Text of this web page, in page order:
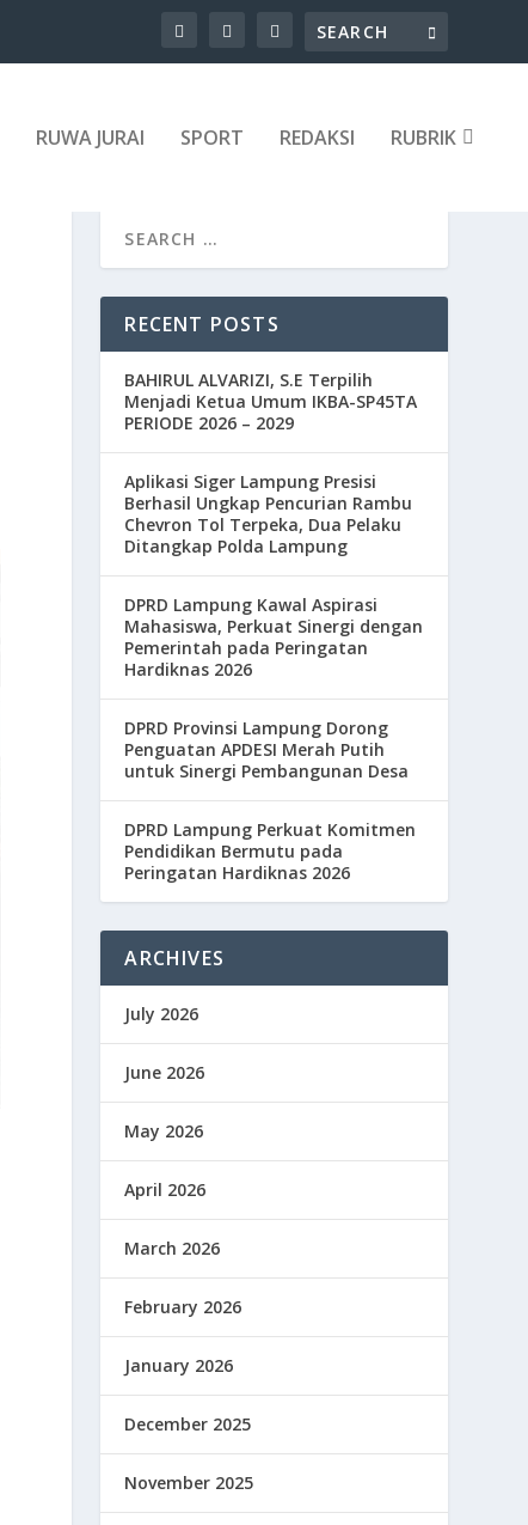
RUWA JURAI SPORT REDAKSI RUBRIK
RECENT POSTS
BAHIRUL ALVARIZI, S.E Terpilih
Menjadi Ketua Umum IKBA-SP45TA
PERIODE 2026 – 2029
Aplikasi Siger Lampung Presisi
Berhasil Ungkap Pencurian Rambu
Chevron Tol Terpeka, Dua Pelaku
Ditangkap Polda Lampung
DPRD Lampung Kawal Aspirasi
Mahasiswa, Perkuat Sinergi dengan
Pemerintah pada Peringatan
Hardiknas 2026
DPRD Provinsi Lampung Dorong
Penguatan APDESI Merah Putih
untuk Sinergi Pembangunan Desa
DPRD Lampung Perkuat Komitmen
Pendidikan Bermutu pada
Peringatan Hardiknas 2026
ARCHIVES
July 2026
June 2026
May 2026
April 2026
March 2026
February 2026
January 2026
December 2025
November 2025